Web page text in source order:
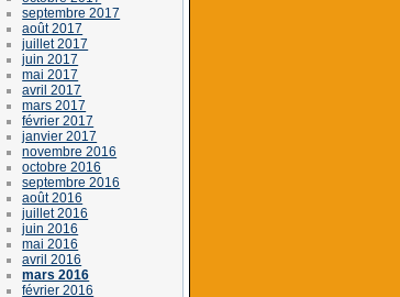
septembre 2017
août 2017
juillet 2017
juin 2017
mai 2017
avril 2017
mars 2017
février 2017
janvier 2017
novembre 2016
octobre 2016
septembre 2016
août 2016
juillet 2016
juin 2016
mai 2016
avril 2016
mars 2016
février 2016